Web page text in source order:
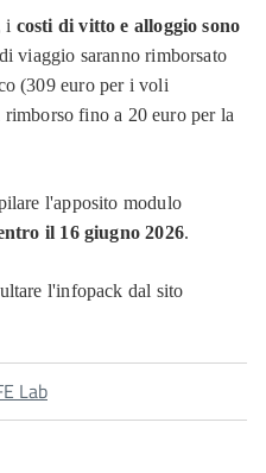
i costi di vitto e alloggio sono
viaggio saranno rimborsato
(309 euro per i voli
fino a 20 euro per la
l'apposito modulo
il 16 giugno 2026.
l'infopack dal sito
Lab